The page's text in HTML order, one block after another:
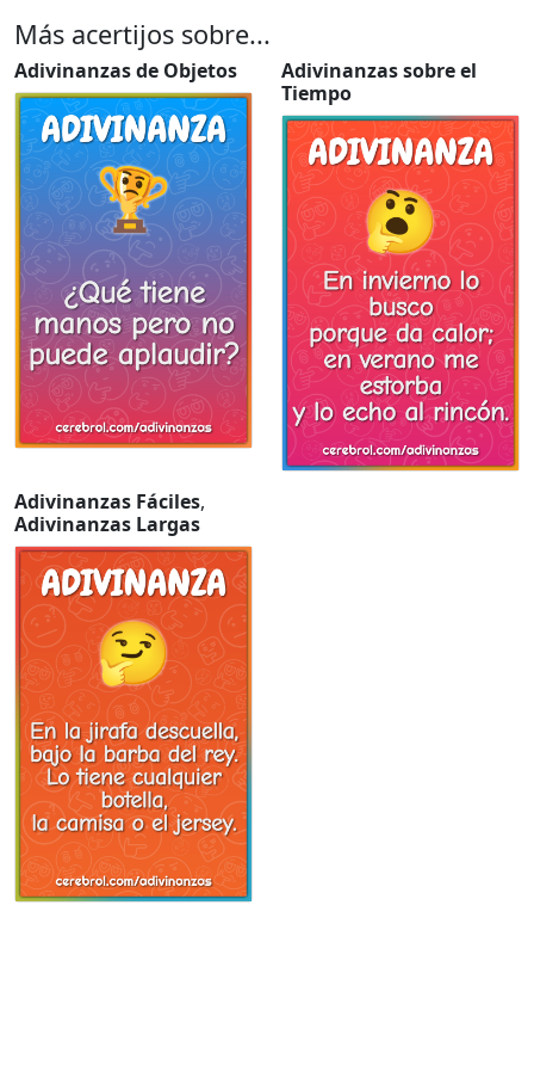
Más acertijos sobre...
Adivinanzas de Objetos
Adivinanzas sobre el
Tiempo
Adivinanzas Fáciles,
Adivinanzas Largas